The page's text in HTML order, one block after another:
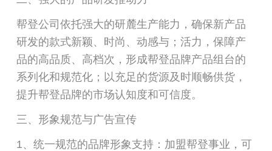
帮登公司依托强大的研麓生产能力，确保新产品
研发的款式新颖、时尚、动感与；活力，保障产
品的高品质、高档次，形成帮登品牌产品组台的
系列化和规范化；以充足的货源及时顺畅供货，
提升帮登品牌的市场认知度和可信度。
三、形象规范与广告宣传
1、统一规范的品牌形象支持：加盟帮登事业，可